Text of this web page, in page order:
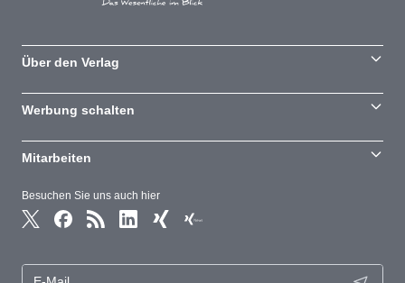
Besuchen Sie uns auch hier
Über den Verlag
Werbung schalten
Mitarbeiten